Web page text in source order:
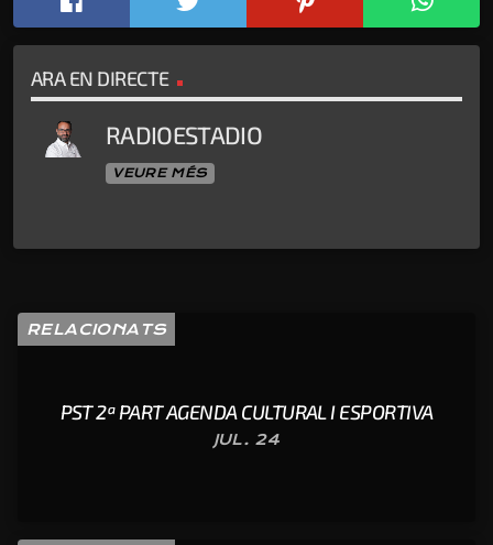
ARA EN DIRECTE
RADIOESTADIO
VEURE MÉS
RELACIONATS
PST 2ª PART AGENDA CULTURAL I ESPORTIVA
JUL. 24